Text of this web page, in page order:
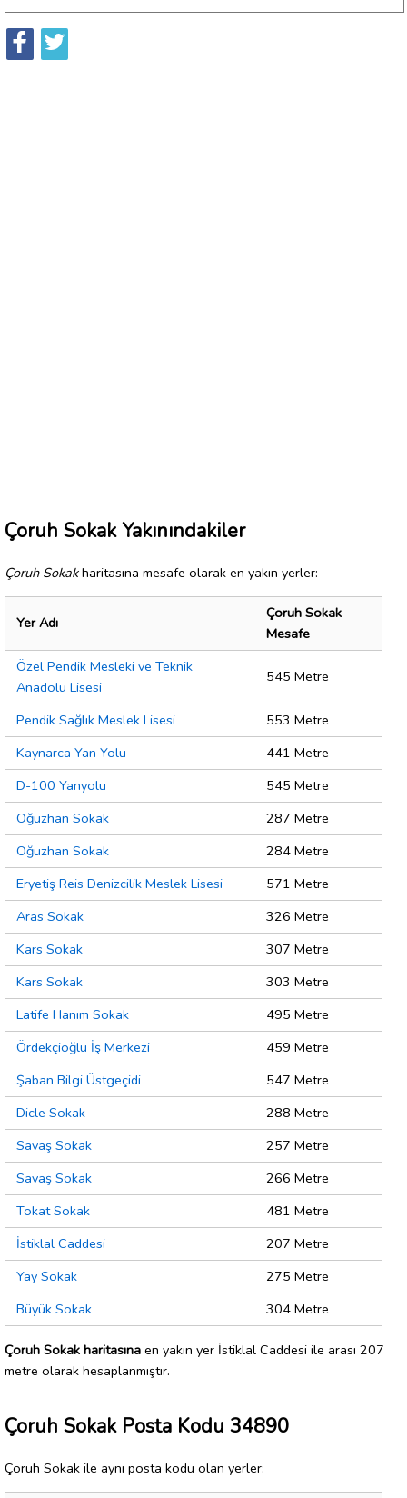
Çoruh Sokak Yakınındakiler
Çoruh Sokakharitasına mesafe olarak en yakın yerler:
Yer Adı
Çoruh Sokak
Mesafe
Özel Pendik Mesleki ve Teknik
Anadolu Lisesi
545 Metre
Pendik Sağlık Meslek Lisesi
553 Metre
Kaynarca Yan Yolu
441 Metre
D-100 Yanyolu
545 Metre
Oğuzhan Sokak
287 Metre
Oğuzhan Sokak
284 Metre
Eryetiş Reis Denizcilik Meslek Lisesi
571 Metre
Aras Sokak
326 Metre
Kars Sokak
307 Metre
Kars Sokak
303 Metre
Latife Hanım Sokak
495 Metre
Ördekçioğlu İş Merkezi
459 Metre
Şaban Bilgi Üstgeçidi
547 Metre
Dicle Sokak
288 Metre
Savaş Sokak
257 Metre
Savaş Sokak
266 Metre
Tokat Sokak
481 Metre
İstiklal Caddesi
207 Metre
Yay Sokak
275 Metre
Büyük Sokak
304 Metre
Çoruh Sokak haritasına en yakın yer İstiklal Caddesi ile arası 207
metre olarak hesaplanmıştır.
Çoruh Sokak Posta Kodu 34890
Çoruh Sokak ile aynı posta kodu olan yerler: